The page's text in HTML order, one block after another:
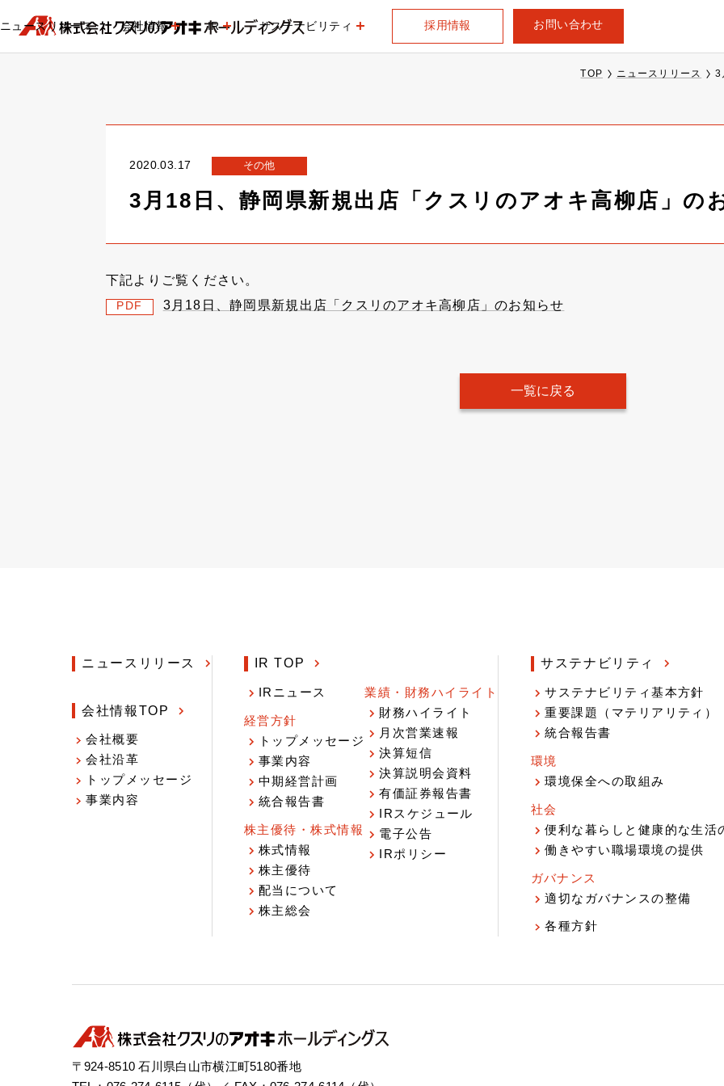
ニュースリリース 会社情報 IR サステナビリティ 採用情報 お問い合わせ
TOP ニュースリリース 3
2020.03.17 その他
3月18日、静岡県新規出店「クスリのアオキ高柳店」の
下記よりご覧ください。
PDF 3月18日、静岡県新規出店「クスリのアオキ高柳店」のお知らせ
一覧に戻る
ニュースリリース
会社情報TOP
会社概要
会社沿革
トップメッセージ
事業内容
IR TOP
IRニュース
経営方針
トップメッセージ
事業内容
中期経営計画
統合報告書
株主優待・株式情報
株式情報
株主優待
配当について
株主総会
業績・財務ハイライト
財務ハイライト
月次営業速報
決算短信
決算説明会資料
有価証券報告書
IRスケジュール
電子公告
IRポリシー
サステナビリティ
サステナビリティ基本方針
重要課題（マテリアリティ）
統合報告書
環境
環境保全への取組み
社会
便利な暮らしと健康的な生活
働きやすい職場環境の提供
ガバナンス
適切なガバナンスの整備
各種方針
〒924-8510 石川県白山市横江町5180番地